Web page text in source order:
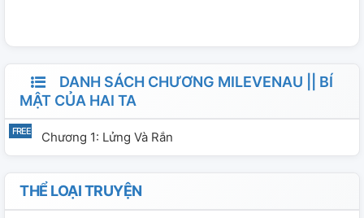
DANH SÁCH CHƯƠNG MILEVENAU || BÍ
MẬT CỦA HAI TA
Chương 1: Lửng Và Rắn
THỂ LOẠI TRUYỆN